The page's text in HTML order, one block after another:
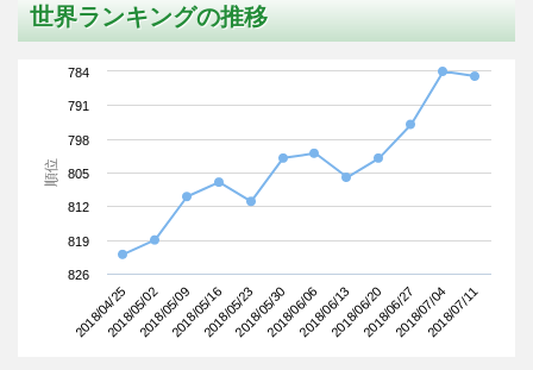
世界ランキングの推移
順位
2018/04/252018/05/022018/05/092018/05/162018/05/232018/05/302018/06/062018/06/132018/06/202018/06/272018/07/042018/07/11
784
791
798
805
812
819
826